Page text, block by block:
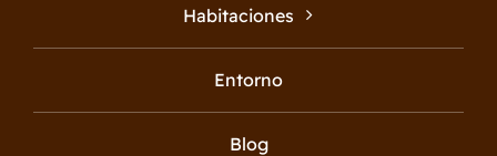
Habitaciones
Entorno
Blog